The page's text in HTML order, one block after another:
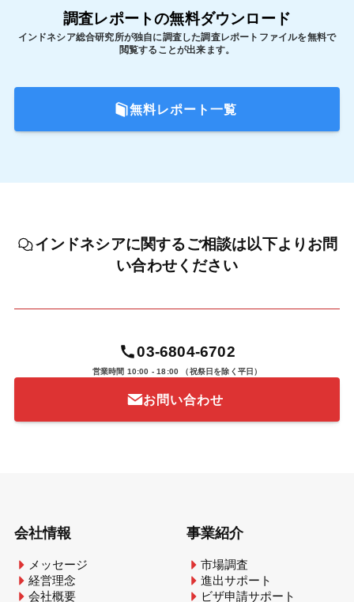
調査レポートの無料ダウンロード
インドネシア総合研究所が独自に調査した調査レポートファイルを無料で
閲覧することが出来ます。
無料レポート一覧
インドネシアに関するご相談は以下よりお問
い合わせください
03-6804-6702
営業時間 10:00 - 18:00 （祝祭日を除く平日）
お問い合わせ
会社情報
メッセージ
経営理念
会社概要
事業紹介
市場調査
進出サポート
ビザ申請サポート